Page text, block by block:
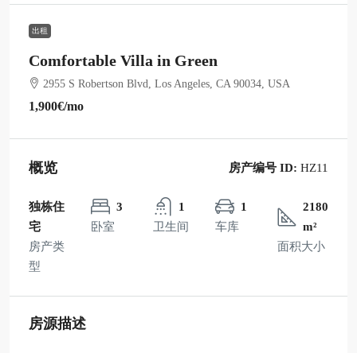
出租
Comfortable Villa in Green
2955 S Robertson Blvd, Los Angeles, CA 90034, USA
1,900€/mo
概览 房产编号 ID: HZ11
独栋住
宅
房产类
型
3
卧室
1
卫生间
1
车库
2180
m²
面积大小
房源描述